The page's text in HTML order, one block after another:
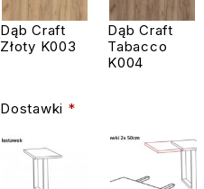
Dąb Craft
Złoty K003
Dąb Craft
Tabacco
K004
Dostawki *